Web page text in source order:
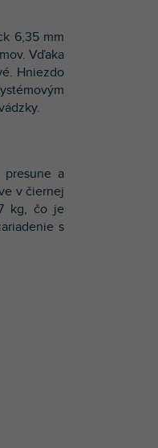
6,35 mm
Vďaka
Hniezdo
presune a
v čiernej
kg, čo je
s